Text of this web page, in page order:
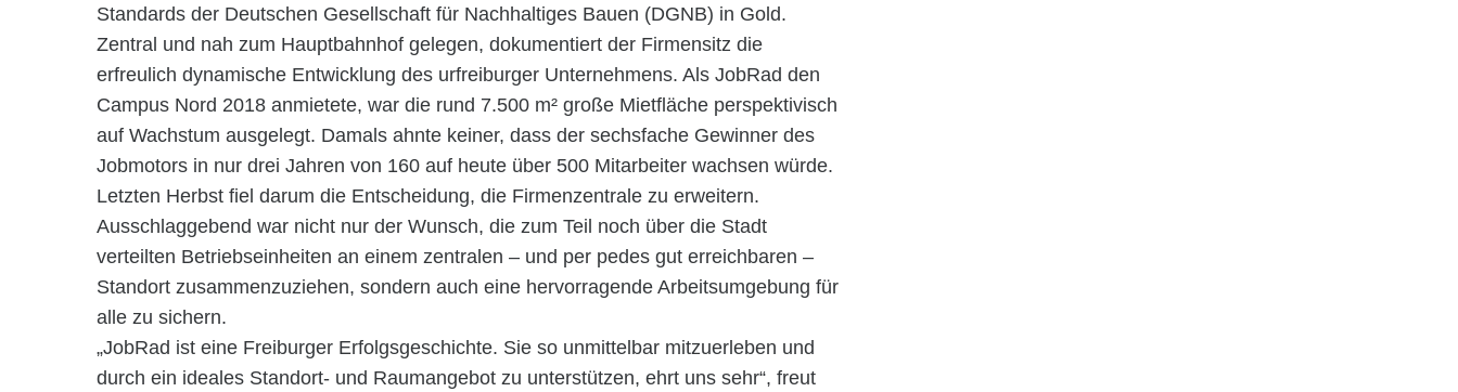
Standards der Deutschen Gesellschaft für Nachhaltiges Bauen (DGNB) in Gold.
Zentral und nah zum Hauptbahnhof gelegen, dokumentiert der Firmensitz die
erfreulich dynamische Entwicklung des urfreiburger Unternehmens. Als JobRad den
Campus Nord 2018 anmietete, war die rund 7.500 m² große Mietfläche perspektivisch
auf Wachstum ausgelegt. Damals ahnte keiner, dass der sechsfache Gewinner des
Jobmotors in nur drei Jahren von 160 auf heute über 500 Mitarbeiter wachsen würde.
Letzten Herbst fiel darum die Entscheidung, die Firmenzentrale zu erweitern.
Ausschlaggebend war nicht nur der Wunsch, die zum Teil noch über die Stadt
verteilten Betriebseinheiten an einem zentralen – und per pedes gut erreichbaren –
Standort zusammenzuziehen, sondern auch eine hervorragende Arbeitsumgebung für
alle zu sichern.
„JobRad ist eine Freiburger Erfolgsgeschichte. Sie so unmittelbar mitzuerleben und
durch ein ideales Standort- und Raumangebot zu unterstützen, ehrt uns sehr“, freut